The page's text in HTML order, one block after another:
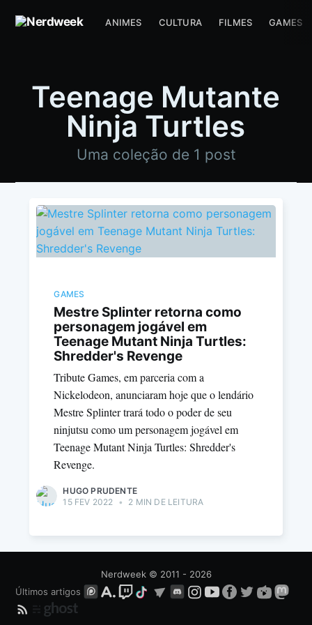
ANIMES CULTURA FILMES GAMES
Teenage Mutante
Ninja Turtles
Uma coleção de 1 post
GAMES
Mestre Splinter retorna como
personagem jogável em
Teenage Mutant Ninja Turtles:
Shredder's Revenge
Tribute Games, em parceria com a
Nickelodeon, anunciaram hoje que o lendário
Mestre Splinter trará todo o poder de seu
ninjutsu como um personagem jogável em
Teenage Mutant Ninja Turtles: Shredder's
Revenge.
HUGO PRUDENTE
15 FEV 2022 • 2 MIN DE LEITURA
Nerdweek© 2011 - 2026
Últimos artigos